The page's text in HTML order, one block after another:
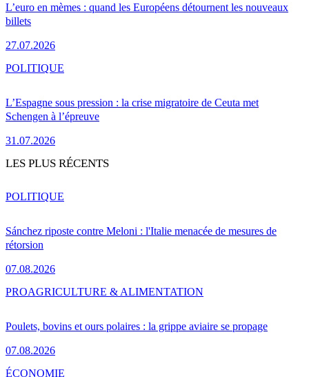
L’euro en mèmes : quand les Européens détournent les nouveaux
billets
27.07.2026
L’Espagne sous pression : la crise migratoire de Ceuta met
Schengen à l’épreuve
31.07.2026
POLITIQUE
LES PLUS RÉCENTS
Sánchez riposte contre Meloni : l'Italie menacée de mesures de
rétorsion
07.08.2026
POLITIQUE
Poulets, bovins et ours polaires : la grippe aviaire se propage
07.08.2026
PROAGRICULTURE & ALIMENTATION
ÉCONOMIE